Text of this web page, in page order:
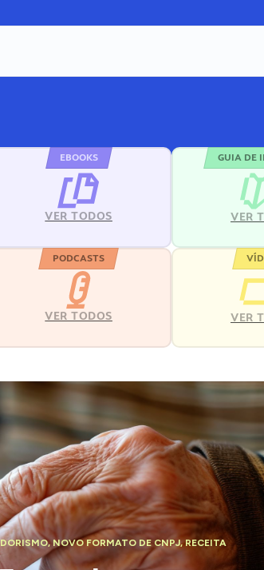
EBOOKS
VER TODOS
GUIA DE
VER
PODCASTS
VER TODOS VER
,NOVO FORMATO DE CNPJ,RECEITA